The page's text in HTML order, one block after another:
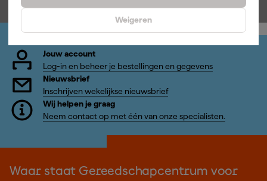
Weigeren
Jouw account
Log-in en beheer je bestellingen en gegevens
Nieuwsbrief
Inschrijven wekelijkse nieuwsbrief
Wij helpen je graag
Neem contact op met één van onze specialisten.
Waar staat Gereedschapcentrum voor